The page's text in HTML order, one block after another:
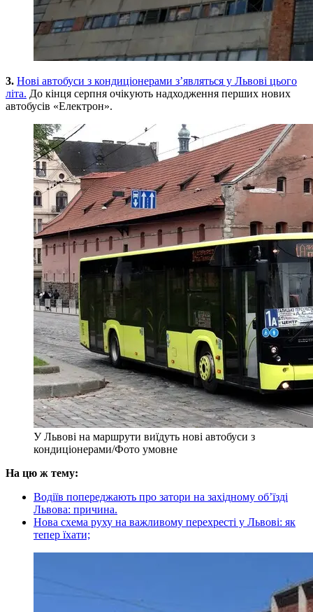
3. Нові автобуси з кондиціонерами з’являться у Львові цього
літа. До кінця серпня очікують надходження перших нових
автобусів «Електрон».
У Львові на маршрути виїдуть нові автобуси з
кондиціонерами/Фото умовне
На цю ж тему:
Водіїв попереджають про затори на західному об’їзді
Львова: причина.
Нова схема руху на важливому перехресті у Львові: як
тепер їхати;